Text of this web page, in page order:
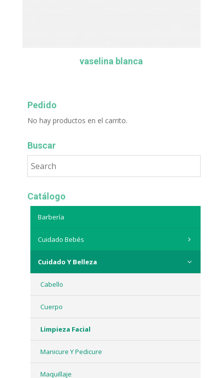
vaselina blanca
Pedido
No hay productos en el carrito.
Buscar
Catálogo
Barbería
Cuidado Bebés
Cuidado Y Belleza
Cabello
Cuerpo
Limpieza Facial
Manicure Y Pedicure
Maquillaje